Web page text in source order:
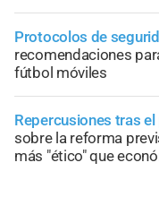
Protocolos de
recomendaciones
fútbol móviles
Repercusiones tras
sobre la reforma
más "ético" que